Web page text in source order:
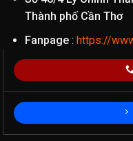
Thành phố Cần Thơ
Fanpage: https://